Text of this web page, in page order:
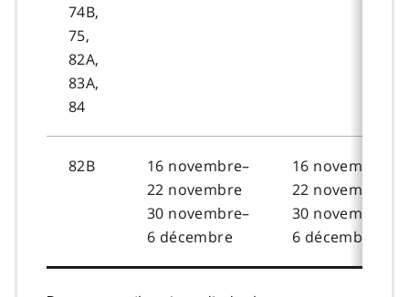
74B,
75,
82A,
83A,
84
82B
16 novembre–
22 novembre
30 novembre–
6 décembre
16 novembre–
22 novembre
30 novembre–
6 décembre